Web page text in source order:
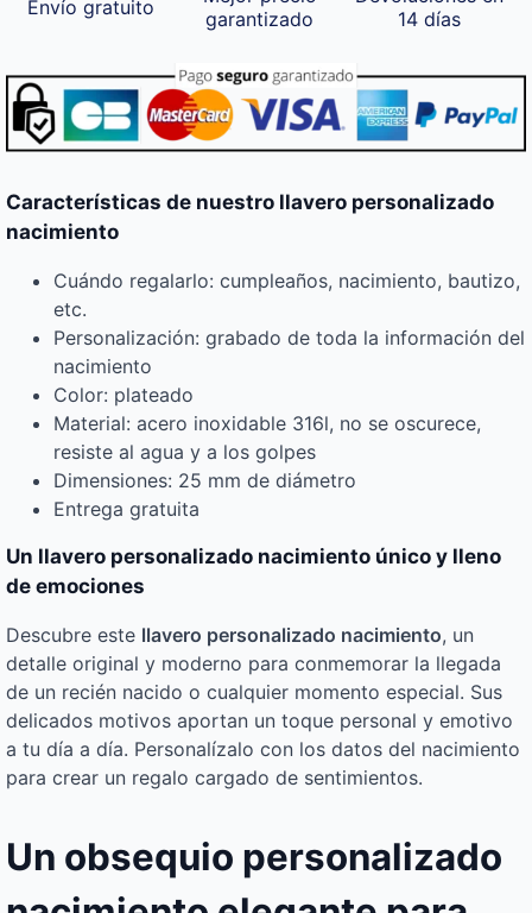
Envío gratuito
garantizado
14 días
Características de nuestro llavero personalizado
nacimiento
Cuándo regalarlo: cumpleaños, nacimiento, bautizo,
etc.
Personalización: grabado de toda la información del
nacimiento
Color: plateado
Material: acero inoxidable 316l, no se oscurece,
resiste al agua y a los golpes
Dimensiones: 25 mm de diámetro
Entrega gratuita
Un llavero personalizado nacimiento único y lleno
de emociones
Descubre este llavero personalizado nacimiento, un
detalle original y moderno para conmemorar la llegada
de un recién nacido o cualquier momento especial. Sus
delicados motivos aportan un toque personal y emotivo
a tu día a día. Personalízalo con los datos del nacimiento
para crear un regalo cargado de sentimientos.
Un obsequio personalizado